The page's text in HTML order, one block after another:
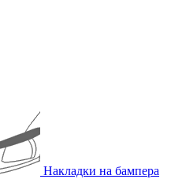
Накладки на бампера